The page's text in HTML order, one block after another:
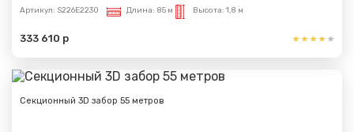
Артикул: S226E2230 Длина: 85 м Высота: 1,8 м
333 610 р
Секционный 3D забор 55 метров